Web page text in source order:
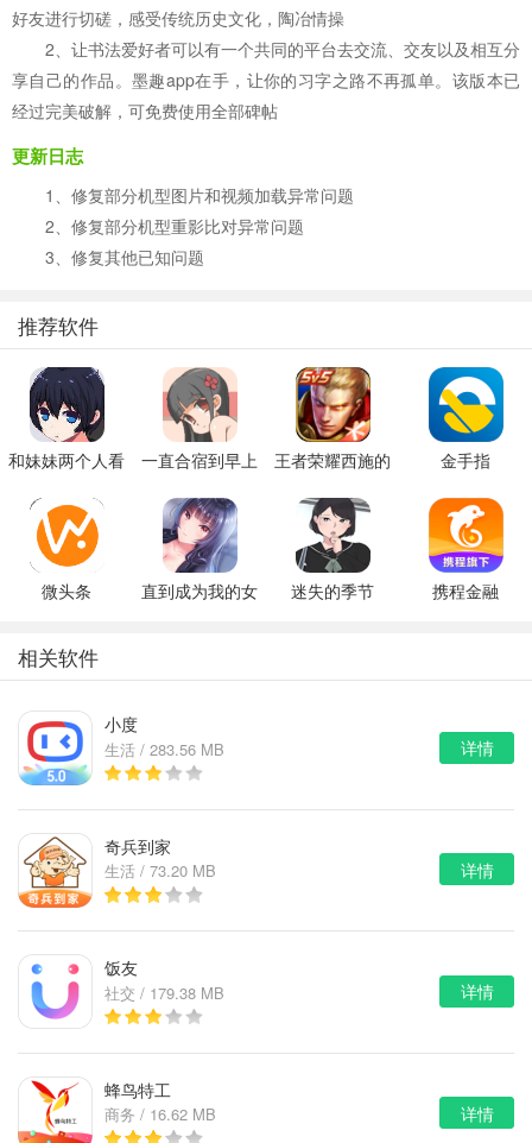
好友进行切磋，感受传统历史文化，陶冶情操
2、让书法爱好者可以有一个共同的平台去交流、交友以及相互分
享自己的作品。墨趣app在手，让你的习字之路不再孤单。该版本已
经过完美破解，可免费使用全部碑帖
更新日志
1、修复部分机型图片和视频加载异常问题
2、修复部分机型重影比对异常问题
3、修复其他已知问题
推荐软件
和妹妹两个人看
一直合宿到早上
王者荣耀西施的
金手指
微头条
直到成为我的女
迷失的季节
携程金融
相关软件
小度
生活 / 283.56 MB 详情
奇兵到家
生活 / 73.20 MB 详情
饭友
社交 / 179.38 MB 详情
蜂鸟特工
商务 / 16.62 MB 详情